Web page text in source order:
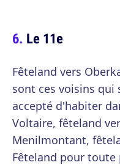
Le 11e
Fêteland vers
sont ces voisins
accepté d'habiter
Voltaire, fêteland
Menilmontant,
Fêteland pour toute